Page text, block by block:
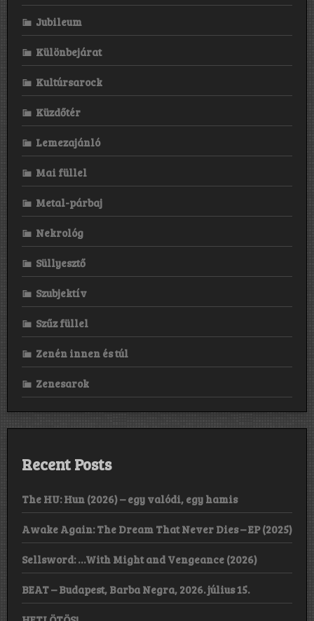
Jubileum
Különbejárat
Kultúrsarock
Küzdőtér
Lemezajánló
Mai füllel
Metal-párbaj
Nekrológ
Süllyesztő
Szubjektív
Szűz füllel
Zenén innen és túl
Zenesarok
Recent Posts
The HU: Hun (2026) – egy valódi, egy hamis
Awake Again: The Dream That Never Dies – EP (2025)
Sellsword: …With Might and Vengeance (2026)
BEAT – Budapest, Barba Negra, 2026. július 15.